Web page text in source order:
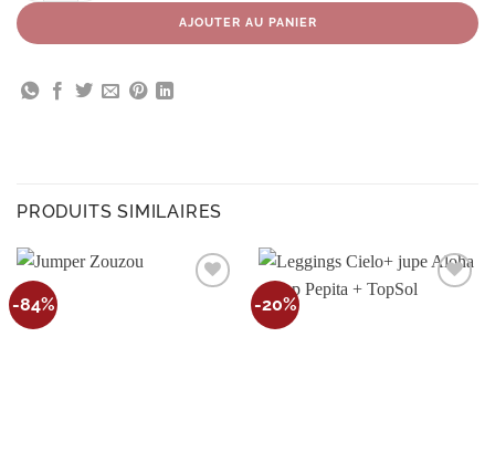
AJOUTER AU PANIER
PRODUITS SIMILAIRES
-84%
Ajouter
-20%
Ajouter